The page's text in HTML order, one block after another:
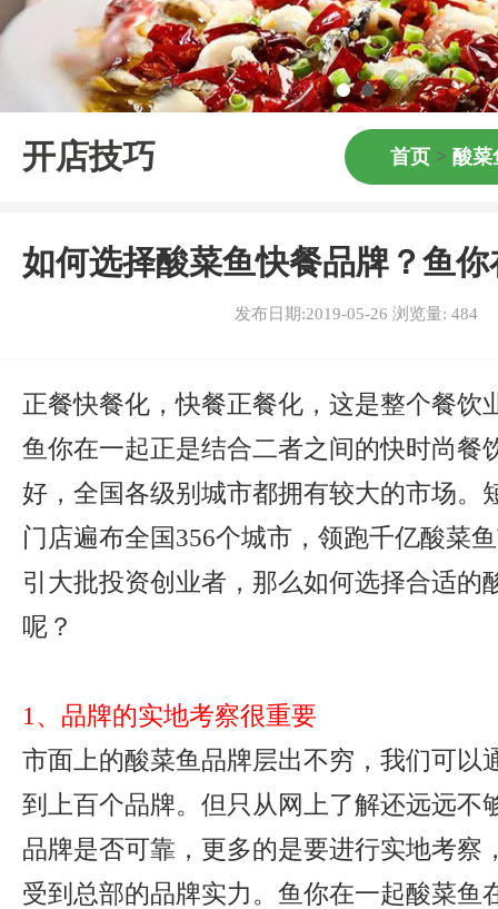
开店技巧 首页 > 酸菜
如何选择酸菜鱼快餐品牌？鱼
发布日期:2019-05-26 浏览量: 484
正餐快餐化，快餐正餐化，这是整个餐饮
鱼你在一起正是结合二者之间的快时尚餐
好，全国各级别城市都拥有较大的市场。
门店遍布全国356个城市，领跑千亿酸菜
引大批投资创业者，那么如何选择合适的
呢？
1、品牌的实地考察很重要
市面上的酸菜鱼品牌层出不穷，我们可以
到上百个品牌。但只从网上了解还远远不
品牌是否可靠，更多的是要进行实地考察
受到总部的品牌实力。鱼你在一起酸菜鱼